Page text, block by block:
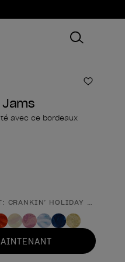
Jams
avec ce bordeaux
CRANKIN’ HOLIDAY JAMS